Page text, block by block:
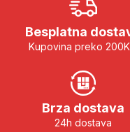
Besplatna
Kupovina preko
Brza dostava
24h dostava